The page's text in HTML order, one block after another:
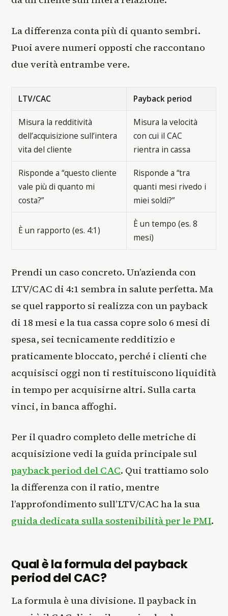
La differenza conta più di quanto sembri.
Puoi avere numeri opposti che raccontano
due verità entrambe vere.
LTV/CAC Payback period
Misura la redditività
dell’acquisizione sull’intera
vita del cliente
Misura la velocità
con cui il CAC
rientra in cassa
Risponde a “questo cliente
vale più di quanto mi
costa?”
Risponde a “tra
quanti mesi rivedo i
miei soldi?”
È un rapporto (es. 4:1)
È un tempo (es. 8
mesi)
Prendi un caso concreto. Un’azienda con
LTV/CAC di 4:1 sembra in salute perfetta. Ma
se quel rapporto si realizza con un payback
di 18 mesi e la tua cassa copre solo 6 mesi di
spesa, sei tecnicamente redditizio e
praticamente bloccato, perché i clienti che
acquisisci oggi non ti restituiscono liquidità
in tempo per acquisirne altri. Sulla carta
vinci, in banca affoghi.
Per il quadro completo delle metriche di
acquisizione vedi la guida principale sul
payback period del CAC. Qui trattiamo solo
la differenza con il ratio, mentre
l’approfondimento sull’LTV/CAC ha la sua
guida dedicata sulla sostenibilità per le PMI.
Qual è la formula del payback
period del CAC?
La formula è una divisione. Il payback in